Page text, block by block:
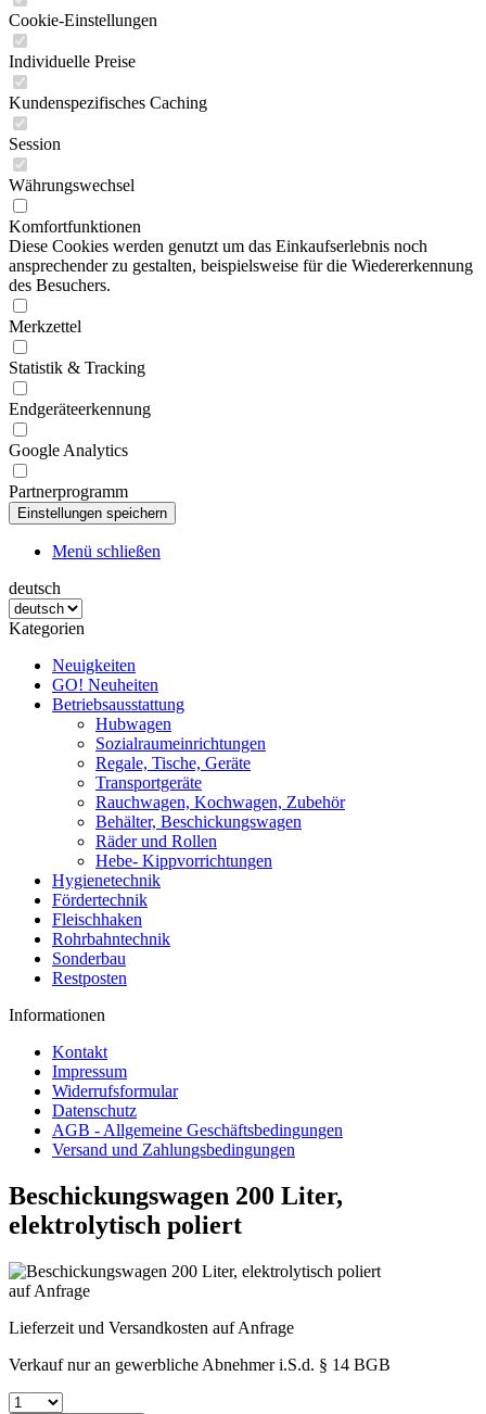
Cookie-Einstellungen
Individuelle Preise
Kundenspezifisches Caching
Session
Währungswechsel
Komfortfunktionen
Diese Cookies werden genutzt um das Einkaufserlebnis noch
ansprechender zu gestalten, beispielsweise für die Wiedererkennung
des Besuchers.
Merkzettel
Statistik & Tracking
Endgeräteerkennung
Google Analytics
Partnerprogramm
Menü schließen
deutsch
Kategorien
Neuigkeiten
GO! Neuheiten
Betriebsausstattung
Hubwagen
Sozialraumeinrichtungen
Regale, Tische, Geräte
Transportgeräte
Rauchwagen, Kochwagen, Zubehör
Behälter, Beschickungswagen
Räder und Rollen
Hebe- Kippvorrichtungen
Hygienetechnik
Fördertechnik
Fleischhaken
Rohrbahntechnik
Sonderbau
Restposten
Informationen
Kontakt
Impressum
Widerrufsformular
Datenschutz
AGB - Allgemeine Geschäftsbedingungen
Versand und Zahlungsbedingungen
Beschickungswagen 200 Liter,
elektrolytisch poliert
auf Anfrage
Lieferzeit und Versandkosten auf Anfrage
Verkauf nur an gewerbliche Abnehmer i.S.d. § 14 BGB